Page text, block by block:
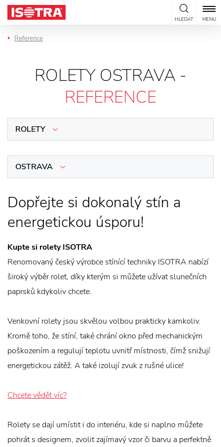
Přeskočit na obsah
HLEDAT MENU
Reference
ROLETY OSTRAVA -
REFERENCE
ROLETY
OSTRAVA
Dopřejte si dokonalý stín a
energetickou úsporu!
Kupte si rolety ISOTRA
Renomovaný český výrobce stínící techniky ISOTRA nabízí
široký výběr rolet, díky kterým si můžete užívat slunečních
paprsků kdykoliv chcete.
Venkovní rolety jsou skvělou volbou prakticky kamkoliv.
Kromě toho, že stíní, také chrání okno před mechanickým
poškozením a regulují teplotu uvnitř místnosti, čímž snižují
energetickou zátěž. A také izolují zvuk z rušné ulice!
Chcete vědět víc?
Rolety se dají umístit i do interiéru, kde si naplno můžete
pohrát s designem, zvolit zajímavý vzor či barvu a perfektně